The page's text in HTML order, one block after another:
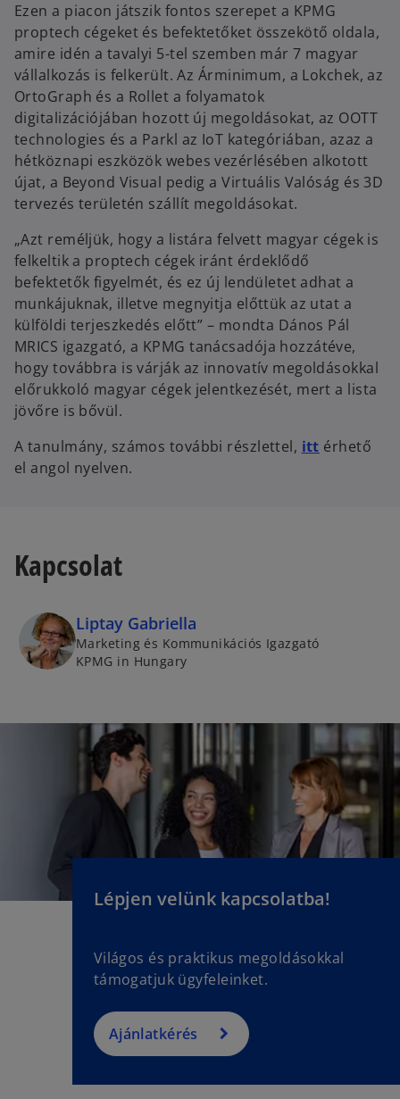
Ezen a piacon játszik fontos szerepet a KPMG
proptech cégeket és befektetőket összekötő oldala,
amire idén a tavalyi 5-tel szemben már 7 magyar
vállalkozás is felkerült. Az Árminimum, a Lokchek, az
OrtoGraph és a Rollet a folyamatok
digitalizációjában hozott új megoldásokat, az OOTT
technologies és a Parkl az IoT kategóriában, azaz a
hétköznapi eszközök webes vezérlésében alkotott
újat, a Beyond Visual pedig a Virtuális Valóság és 3D
tervezés területén szállít megoldásokat.
„Azt reméljük, hogy a listára felvett magyar cégek is
felkeltik a proptech cégek iránt érdeklődő
befektetők figyelmét, és ez új lendületet adhat a
munkájuknak, illetve megnyitja előttük az utat a
külföldi terjeszkedés előtt” – mondta Dános Pál
MRICS igazgató, a KPMG tanácsadója hozzátéve,
hogy továbbra is várják az innovatív megoldásokkal
előrukkoló magyar cégek jelentkezését, mert a lista
jövőre is bővül.
A tanulmány, számos további részlettel, itto
e
b
érhető
el angol nyelven.
Kapcsolat
Liptay Gabriella
Marketing és Kommunikációs Igazgató
KPMG in Hungary
Lépjen velünk kapcsolatba!
Világos és praktikus megoldásokkal
támogatjuk ügyfeleinket.
Ajánlatkérés